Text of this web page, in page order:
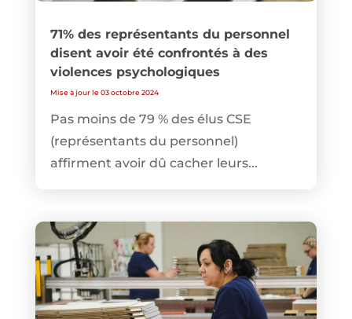
71% des représentants du personnel
disent avoir été confrontés à des
violences psychologiques
Mise à jour le 03 octobre 2024
Pas moins de 79 % des élus CSE
(représentants du personnel)
affirment avoir dû cacher leurs...